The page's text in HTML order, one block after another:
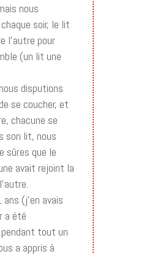
nous
soir, le lit
l’autre pour
(un lit une
disputions
se coucher, et
chacune se
son lit, nous
sûres que le
avait rejoint la
ans (j’en avais
a été
tout un
a appris à